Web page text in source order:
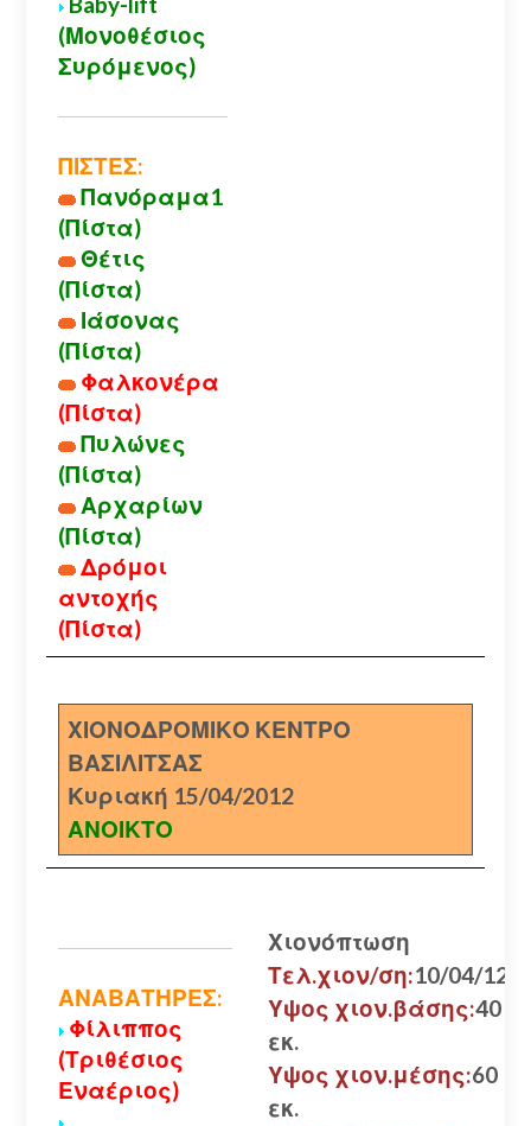
(Μονοθέσιος
Συρόμενος)
ΠΙΣΤΕΣ:
Πανόραμα1
(Πίστα)
Θέτις
(Πίστα)
Ιάσονας
(Πίστα)
Φαλκονέρα
(Πίστα)
Πυλώνες
(Πίστα)
Αρχαρίων
(Πίστα)
Δρόμοι
αντοχής
(Πίστα)
ΧΙΟΝΟΔΡΟΜΙΚΟ ΚΕΝΤΡΟ
ΒΑΣΙΛΙΤΣΑΣ
Κυριακή 15/04/2012
ΑΝΟΙΚΤΟ
ΑΝΑΒΑΤΗΡΕΣ:
Φίλιππος
(Τριθέσιος
Εναέριος)
Χιονόπτωση
Τελ.χιον/ση:10/04/12
Υψος χιον.βάσης:40
εκ.
Υψος χιον.μέσης:60
εκ.